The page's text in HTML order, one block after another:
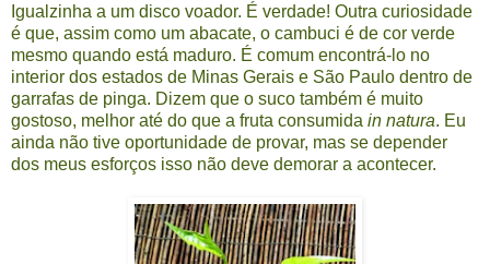
Igualzinha a um disco voador. É verdade! Outra curiosidade
é que, assim como um abacate, o cambuci é de cor verde
mesmo quando está maduro. É comum encontrá-lo no
interior dos estados de Minas Gerais e São Paulo dentro de
garrafas de pinga. Dizem que o suco também é muito
gostoso, melhor até do que a fruta consumida in natura. Eu
ainda não tive oportunidade de provar, mas se depender
dos meus esforços isso não deve demorar a acontecer.